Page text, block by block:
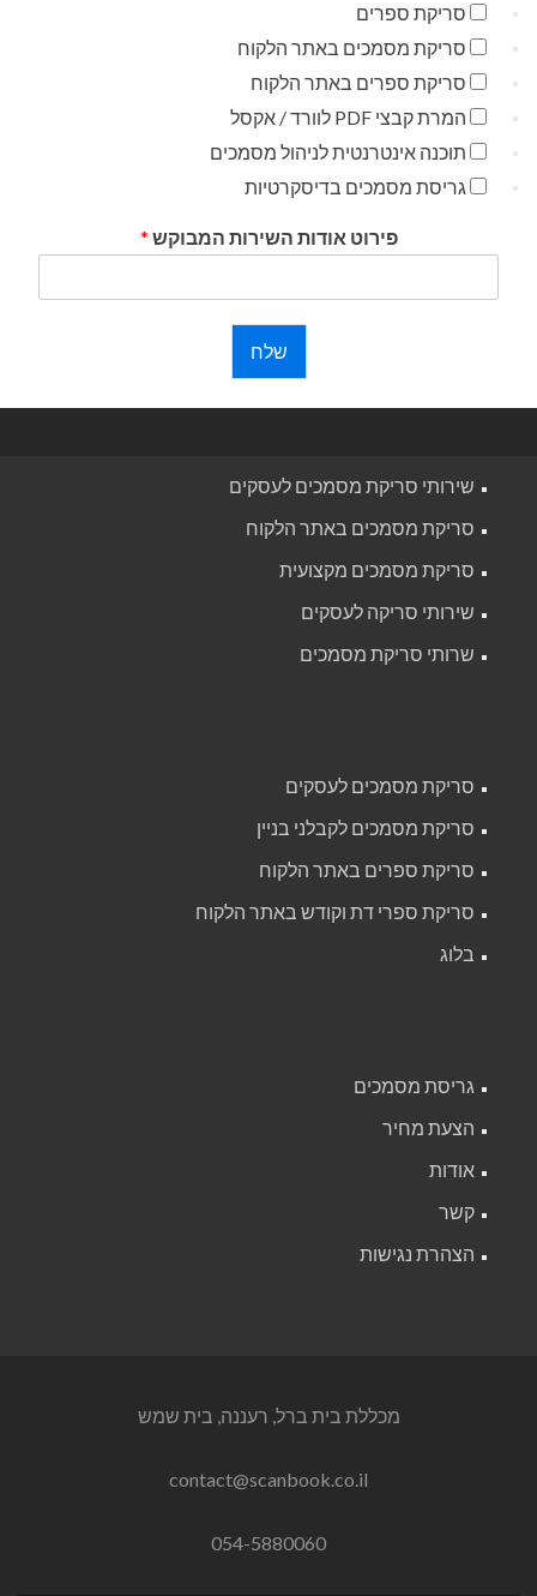
סריקת ספרים
סריקת מסמכים באתר הלקוח
סריקת ספרים באתר הלקוח
המרת קבצי PDF לוורד / אקסל
תוכנה אינטרנטית לניהול מסמכים
גריסת מסמכים בדיסקרטיות
פירוט אודות השירות המבוקש *
שלח
שירותי סריקת מסמכים לעסקים
סריקת מסמכים באתר הלקוח
סריקת מסמכים מקצועית
שירותי סריקה לעסקים
שרותי סריקת מסמכים
סריקת מסמכים לעסקים
סריקת מסמכים לקבלני בניין
סריקת ספרים באתר הלקוח
סריקת ספרי דת וקודש באתר הלקוח
בלוג
גריסת מסמכים
הצעת מחיר
אודות
קשר
הצהרת נגישות
מכללת בית ברל, רעננה, בית שמש
contact@scanbook.co.il
054-5880060